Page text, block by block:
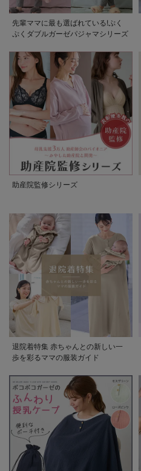
先輩ママに最も選ばれている!ぷく
ぷくダブルガーゼパジャマシリーズ
助産院監修シリーズ
退院着特集 赤ちゃんとの新しい一
歩を彩るママの服装ガイド